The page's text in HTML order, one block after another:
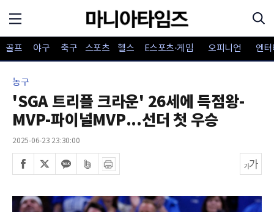
골프 야구 축구 스포츠 헬스 E스포츠·게임 오피니언 엔
농구
'SGA 트리플 크라운' 26세에 득점왕-
MVP-파이널MVP...선더 첫 우승
2025-06-23 23:30:00